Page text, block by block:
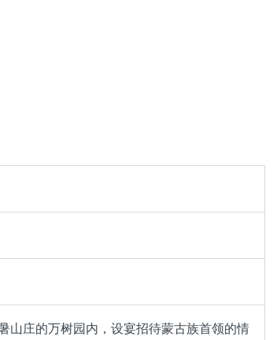
山庄的万树园内，设宴招待蒙古族首领的情